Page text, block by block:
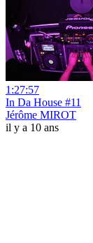
1:27:57
In Da House #11
Jérôme MIROT
il y a 10 ans